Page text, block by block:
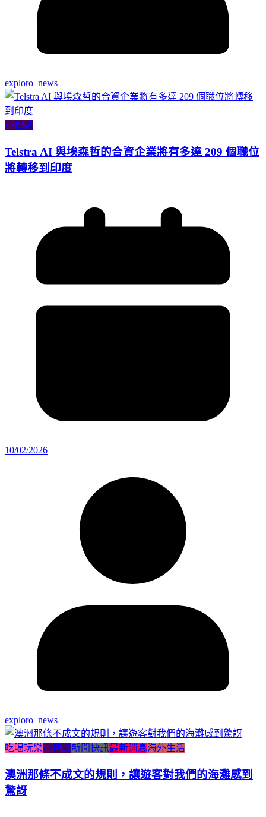
exploro_news
小智識
Telstra AI 與埃森哲的合資企業將有多達 209 個職位
將轉移到印度
10/02/2026
exploro_news
吃喝玩樂小智識新聞快訊最新消息海外生活
澳洲那條不成文的規則，讓遊客對我們的海灘感到
驚訝